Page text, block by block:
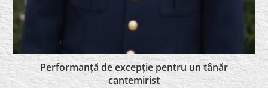
Performanță de excepție pentru un tânăr
cantemirist